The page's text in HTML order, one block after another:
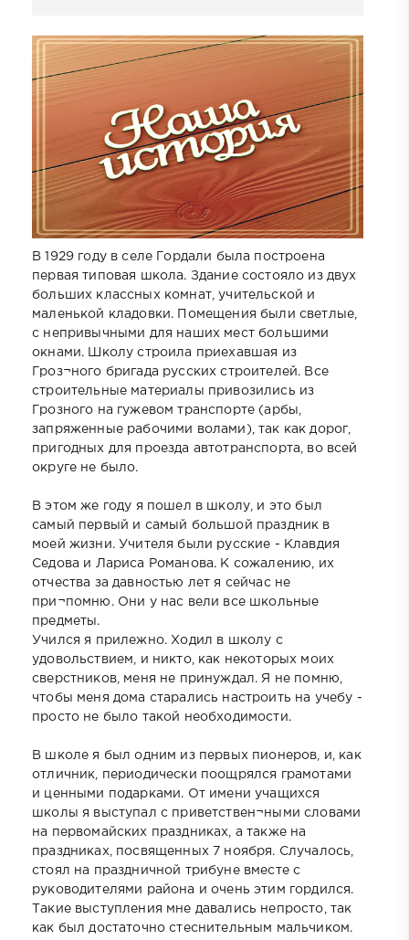
В 1929 году в селе Гордали была построена
первая типовая школа. Здание состояло из двух
больших классных комнат, учительской и
маленькой кладовки. Помещения были светлые,
с непривычными для наших мест большими
окнами. Школу строила приехавшая из
Гроз¬ного бригада русских строителей. Все
строительные материалы привозились из
Грозного на гужевом транспорте (арбы,
запряженные рабочими волами), так как дорог,
пригодных для проезда автотранспорта, во всей
округе не было.
В этом же году я пошел в школу, и это был
самый первый и самый большой праздник в
моей жизни. Учителя были русские - Клавдия
Седова и Лариса Романова. К сожалению, их
отчества за давностью лет я сейчас не
при¬помню. Они у нас вели все школьные
предметы.
Учился я прилежно. Ходил в школу с
удовольствием, и никто, как некоторых моих
сверстников, меня не принуждал. Я не помню,
чтобы меня дома старались настроить на учебу -
просто не было такой необходимости.
В школе я был одним из первых пионеров, и, как
отличник, периодически поощрялся грамотами
и ценными подарками. От имени учащихся
школы я выступал с приветствен¬ными словами
на первомайских праздниках, а также на
праздниках, посвященных 7 ноября. Случалось,
стоял на праздничной трибуне вместе с
руководителями района и очень этим гордился.
Такие выступления мне давались непросто, так
как был достаточно стеснительным мальчиком.